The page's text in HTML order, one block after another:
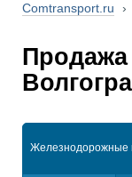
Comtransport.ru ›
Железнодорожные